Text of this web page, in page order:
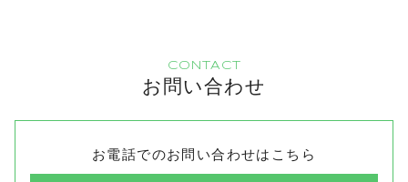
CONTACT
お問い合わせ
お電話でのお問い合わせはこちら